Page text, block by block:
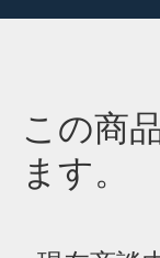
この商
ます。